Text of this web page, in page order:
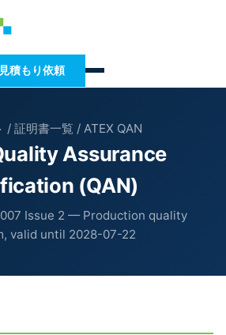
見積もり依頼
/ 証明書一覧 / ATEX QAN
Assurance
(QAN)
Issue 2 — Production quality
valid until 2028-07-22